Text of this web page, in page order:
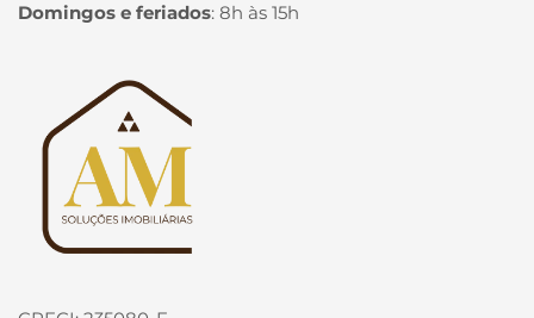
Domingos e feriados: 8h às 15h
Página inicial